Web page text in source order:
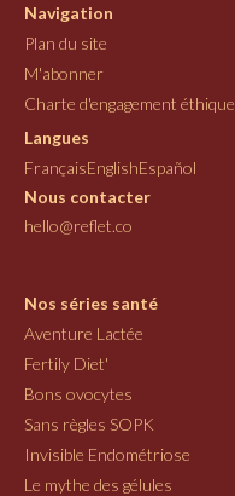
Navigation
Plan du site
M'abonner
Charte d'engagement éthique
Langues
FrançaisEnglishEspañol
Nous contacter
hello@reflet.co
Nos séries santé
Aventure Lactée
Fertily Diet'
Bons ovocytes
Sans règles SOPK
Invisible Endométriose
Le mythe des gélules